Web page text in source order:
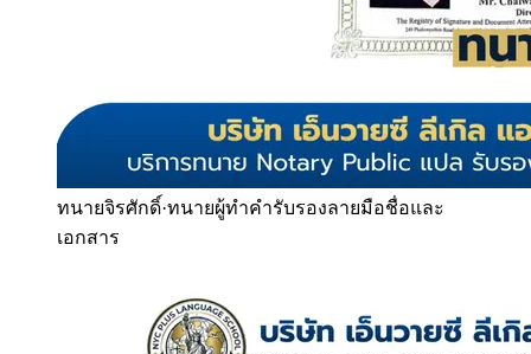
ทนายจิรศักดิ์·ทนายผู้ทำคำรับรองลายมือชื่อและ
เอกสาร